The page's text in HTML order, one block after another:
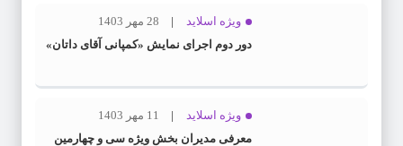
ویژه اسلاید
28 مهر 1403
دور دوم اجرای نمایش «کمپانی آقای داتان»
ویژه اسلاید
11 مهر 1403
معرفی مدیران بخش ویژه سی و چهارمین